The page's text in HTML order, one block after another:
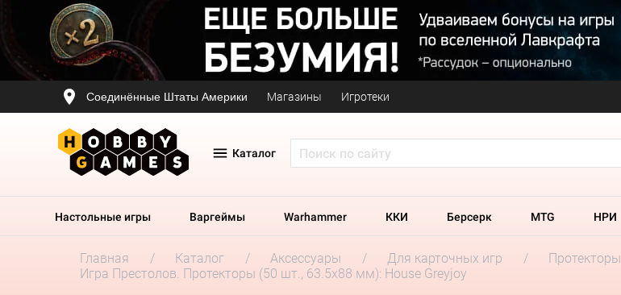
Соединённые Штаты Америки Магазины Игротеки
Каталог
Настольные игры Варгеймы Warhammer ККИ Берсерк MTG НРИ
Главная Каталог Аксессуары Для карточных игр Протекторы
Игра Престолов. Протекторы (50 шт., 63.5x88 мм): House Greyjoy